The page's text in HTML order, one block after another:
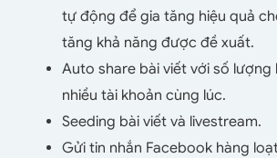
tự động để gia tăng hiệu quả
tăng khả năng được đề xuất.
Auto share bài viết với số lượng
nhiều tài khoản cùng lúc.
Seeding bài viết và livestream.
Gửi tin nhắn Facebook hàng